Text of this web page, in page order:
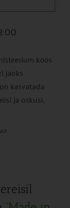
koos
jaoks
kasvatada
ja oskusi.